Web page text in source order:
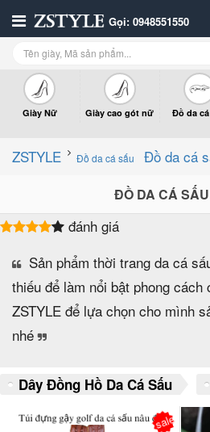
Gọi: 0948551550
Giày Nữ Giày cao gót nữ Đồ da
ZSTYLE Đồ da cá sấu Đồ da cá
ĐỒ DA CÁ
đánh giá
Sản phẩm thời trang da cá
thiếu để làm nổi bật phong
ZSTYLE để lựa chọn cho mình
nhé
Dây Đồng Hồ Da Cá Sấu
sale